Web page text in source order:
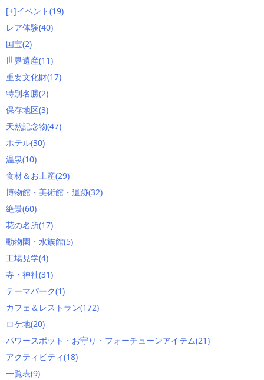
[+]イベント(19)
レア体験(40)
国宝(2)
世界遺産(11)
重要文化財(17)
特別名勝(2)
保存地区(3)
天然記念物(47)
ホテル(30)
温泉(10)
食材＆お土産(29)
博物館・美術館・遺跡(32)
絶景(60)
花の名所(17)
動物園・水族館(5)
工場見学(4)
寺・神社(31)
テーマパーク(1)
カフェ＆レストラン(172)
ロケ地(20)
パワースポット・お守り・フォーチューンアイテム(21)
アクティビティ(18)
一覧表(9)